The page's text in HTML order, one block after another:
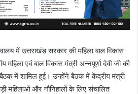
में उत्तराखंड सरकार की महिला बाल विकास
महिला एवं बाल विकास मंत्री अन्नपूर्णा देवी जी की
में शामिल हुई। उन्होंने बैठक में केंद्रीय मंत्री
महिलाओं और नौनिहालों के लिए संचालित